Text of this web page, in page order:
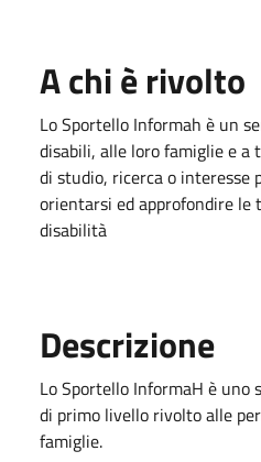
A chi è rivolto
Lo Sportello Informah è un
disabili, alle loro famiglie e
di studio, ricerca o interesse
orientarsi ed approfondire le
disabilità
Descrizione
Lo Sportello InformaH è
di primo livello rivolto alle
famiglie.